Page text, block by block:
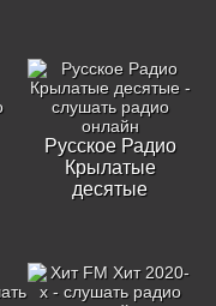
Русское Радио
Крылатые
десятые